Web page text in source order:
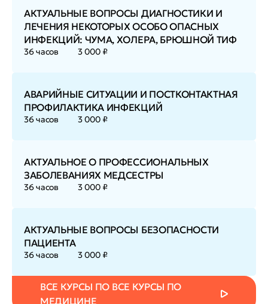
АКТУАЛЬНЫЕ ВОПРОСЫ ДИАГНОСТИКИ И
ЛЕЧЕНИЯ НЕКОТОРЫХ ОСОБО ОПАСНЫХ
ИНФЕКЦИЙ: ЧУМА, ХОЛЕРА, БРЮШНОЙ ТИФ
36 часов 3 000 ₽
АВАРИЙНЫЕ СИТУАЦИИ И ПОСТКОНТАКТНАЯ
ПРОФИЛАКТИКА ИНФЕКЦИЙ
36 часов 3 000 ₽
АКТУАЛЬНОЕ О ПРОФЕССИОНАЛЬНЫХ
ЗАБОЛЕВАНИЯХ МЕДСЕСТРЫ
36 часов 3 000 ₽
АКТУАЛЬНЫЕ ВОПРОСЫ БЕЗОПАСНОСТИ
ПАЦИЕНТА
36 часов 3 000 ₽
ВСЕ КУРСЫ ПО ВСЕ КУРСЫ ПО
МЕДИЦИНЕ